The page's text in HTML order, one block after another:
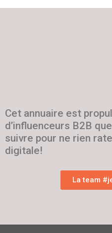
Cet annuaire est
d’influenceurs B2B
suivre pour ne rien
digitale!
La team